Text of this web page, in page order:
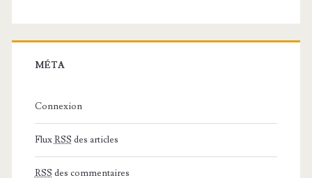
MÉTA
Connexion
FluxRSS des articles
RSS des commentaires